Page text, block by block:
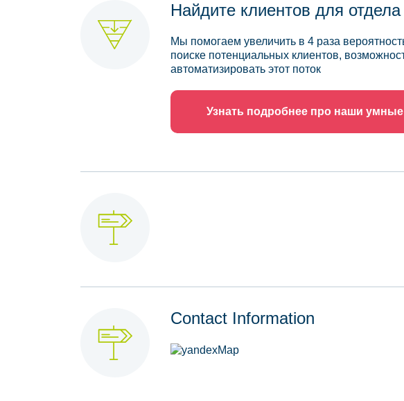
Найдите клиентов для
Мы помогаем увеличить в 4 раза
поиске потенциальных клиентов,
автоматизировать этот поток
Узнать подробнее про наши
Contact Information